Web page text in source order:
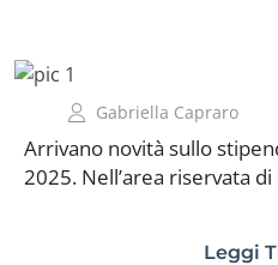
Gabriella Capraro
Arrivano novità sullo
2025. Nell’area riservata
Leggi